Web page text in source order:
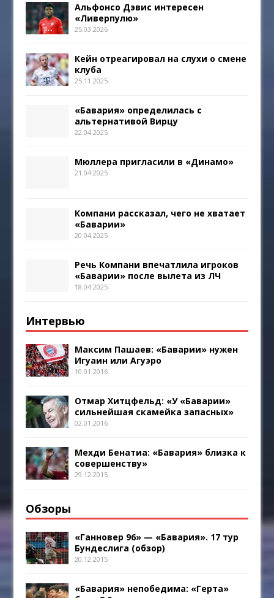
Альфонсо Дэвис интересен
«Ливерпулю»
25.03.2026
Кейн отреагировал на слухи о смене
клуба
25.11.2025
«Бавария» определилась с
альтернативой Вирцу
22.04.2025
Мюллера пригласили в «Динамо»
21.04.2025
Компани рассказал, чего не хватает
«Баварии»
20.04.2025
Речь Компани впечатлила игроков
«Баварии» после вылета из ЛЧ
18.04.2025
Интервью
Максим Пашаев: «Баварии» нужен
Игуаин или Агуэро
10.01.2016
Отмар Хитцфельд: «У «Баварии»
сильнейшая скамейка запасных»
02.01.2016
Мехди Бенатиа: «Бавария» близка к
совершенству»
29.12.2015
Обзоры
«Ганновер 96» — «Бавария». 17 тур
Бундеслига (обзор)
20.12.2015
«Бавария» непобедима: «Герта»